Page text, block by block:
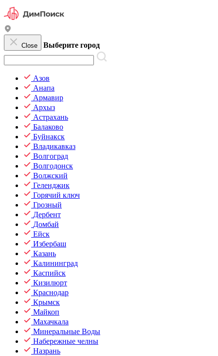
Close Выберите город
Азов
Анапа
Армавир
Архыз
Астрахань
Балаково
Буйнакск
Владикавказ
Волгоград
Волгодонск
Волжский
Геленджик
Горячий ключ
Грозный
Дербент
Домбай
Ейск
Избербаш
Казань
Калининград
Каспийск
Кизилюрт
Краснодар
Крымск
Майкоп
Махачкала
Минеральные Воды
Набережные челны
Назрань